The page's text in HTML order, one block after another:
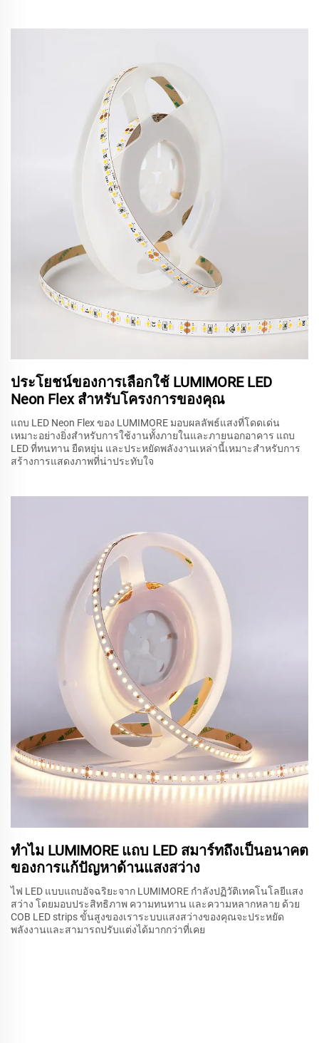
ประโยชน์ของการเลือกใช้ LUMIMORE LED
Neon Flex สำหรับโครงการของคุณ
แถบ LED Neon Flex ของ LUMIMORE มอบผลลัพธ์แสงที่โดดเด่น
เหมาะอย่างยิ่งสำหรับการใช้งานทั้งภายในและภายนอกอาคาร แถบ
LED ที่ทนทาน ยืดหยุ่น และประหยัดพลังงานเหล่านี้เหมาะสำหรับการ
สร้างการแสดงภาพที่น่าประทับใจ
ทำไม LUMIMORE แถบ LED สมาร์ทถึงเป็นอนาคต
ของการแก้ปัญหาด้านแสงสว่าง
ไฟ LED แบบแถบอัจฉริยะจาก LUMIMORE กำลังปฏิวัติเทคโนโลยีแสง
สว่าง โดยมอบประสิทธิภาพ ความทนทาน และความหลากหลาย ด้วย
COB LED strips ขั้นสูงของเราระบบแสงสว่างของคุณจะประหยัด
พลังงานและสามารถปรับแต่งได้มากกว่าที่เคย